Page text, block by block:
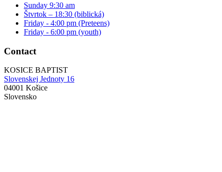
Sunday 9:30 am
Štvrtok – 18:30 (biblická)
Friday - 4:00 pm (Preteens)
Friday - 6:00 pm (youth)
Contact
KOSICE BAPTIST
Slovenskej Jednoty 16
04001 Košice
Slovensko